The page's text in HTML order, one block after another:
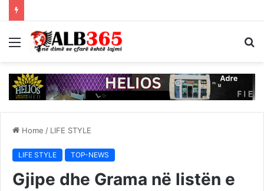
Menu
Home / LIFE STYLE
LIFE STYLE TOP-NEWS
Gjipe dhe Grama në listën e